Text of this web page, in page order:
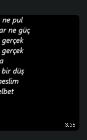
3:56